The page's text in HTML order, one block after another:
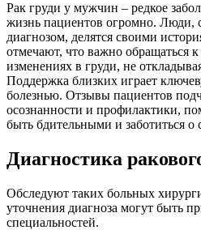
Рак груди у мужчин – редкое
жизнь пациентов огромно. Люди,
диагнозом, делятся своими
отмечают, что важно обращаться
изменениях в груди, не
Поддержка близких играет
болезнью. Отзывы пациентов
осознанности и профилактики,
быть бдительными и заботиться о
Диагностика
Обследуют таких больных
уточнения диагноза могут быть
специальностей.